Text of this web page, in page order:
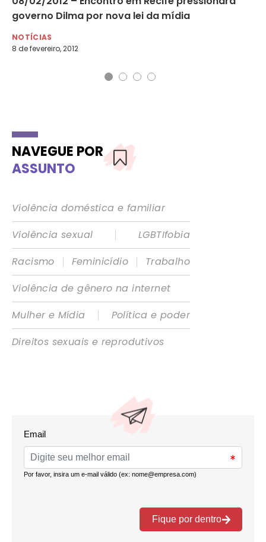
governo Dilma por nova lei da mídia
NOTÍCIAS
8 de fevereiro, 2012
NAVEGUE POR
ASSUNTO
Violência doméstica e familiar
Violência sexual
|
LGBTIfobia
Racismo
| Feminicídio |
Trabalho
Violência de gênero na internet
Mulher e Mídia
|
Política e poder
Direitos sexuais e reprodutivos